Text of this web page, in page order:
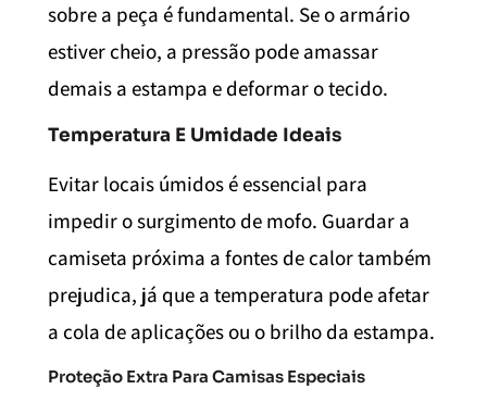
sobre a peça é fundamental. Se o armário
estiver cheio, a pressão pode amassar
demais a estampa e deformar o tecido.
Temperatura E Umidade Ideais
Evitar locais úmidos é essencial para
impedir o surgimento de mofo. Guardar a
camiseta próxima a fontes de calor também
prejudica, já que a temperatura pode afetar
a cola de aplicações ou o brilho da estampa.
Proteção Extra Para Camisas Especiais